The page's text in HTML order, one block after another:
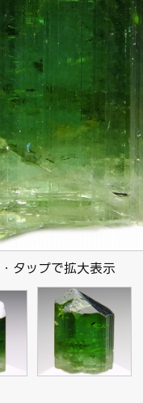
タップで拡大表示